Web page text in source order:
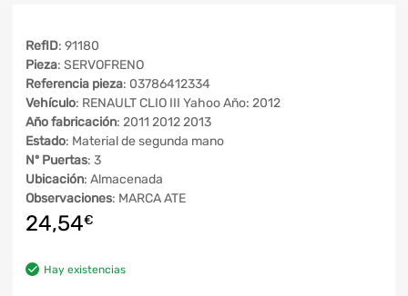
RefID: 91180
Pieza: SERVOFRENO
Referencia pieza: 03786412334
Vehículo: RENAULT CLIO III Yahoo Año: 2012
Año fabricación: 2011 2012 2013
Estado: Material de segunda mano
Nº Puertas: 3
Ubicación: Almacenada
Observaciones: MARCA ATE
24,54€
Hay existencias